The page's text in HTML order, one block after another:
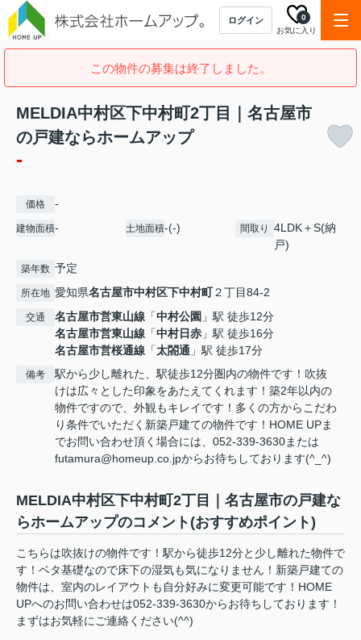
ログイン
お気に入り
0
この物件の募集は終了しました。
MELDIA中村区下中村町2丁目｜名古屋市
の戸建ならホームアップ
-
価格 -
建物面積- 土地面積-(-) 間取り
4LDK＋S(納
戸)
築年数 予定
所在地 愛知県名古屋市中村区下中村町２丁目84-2
交通 名古屋市営東山線 「中村公園 」駅 徒歩12分
名古屋市営東山線 「中村日赤 」駅 徒歩16分
名古屋市営桜通線 「太閤通 」駅 徒歩17分
備考
駅から少し離れた、駅徒歩12分圏内の物件です！吹抜
けは広々とした印象をあたえてくれます！築2年以内の
物件ですので、外観もキレイです！多くの方からこだわ
り条件でいただく新築戸建ての物件です！HOME UPま
でお問い合わせ頂く場合には、052-339-3630または
futamura@homeup.co.jpからお待ちしております(^_^)
MELDIA中村区下中村町2丁目｜名古屋市の戸建な
らホームアップのコメント(おすすめポイント)
こちらは吹抜けの物件です！駅から徒歩12分と少し離れた物件で
す！ベタ基礎なので床下の湿気も気になりません！新築戸建ての
物件は、室内のレイアウトも自分好みに変更可能です！HOME
UPへのお問い合わせは052-339-3630からお待ちしております！
まずはお気軽にご連絡ください(^^)